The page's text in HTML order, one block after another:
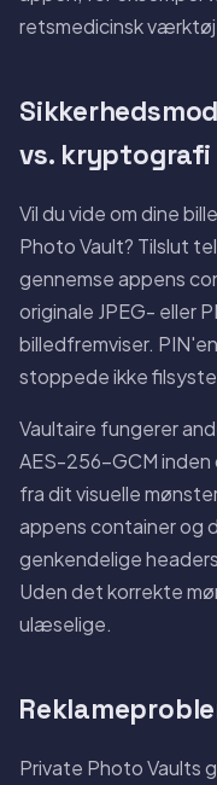
retsmedicinsk
vs. kryptografi
Vil du vide om dine
Photo Vault? Tilslut
gennemse appens
originale JPEG- eller
billedfremviser.
stoppede ikke
Vaultaire fungerer
AES-256-GCM inden
fra dit visuelle
appens container og
genkendelige
Uden det korrekte
ulæselige.
Private Photo Vaults